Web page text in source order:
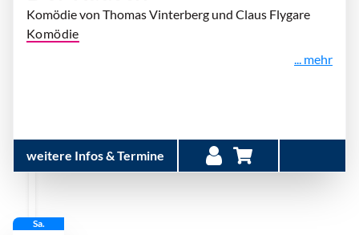
Komödie von Thomas Vinterberg und Claus Flygare
Komödie
... mehr
weitere Infos & Termine
Sa.